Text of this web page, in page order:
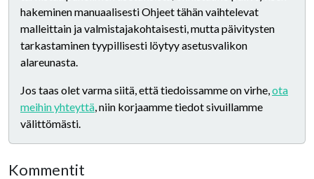
hakeminen manuaalisesti Ohjeet tähän vaihtelevat
malleittain ja valmistajakohtaisesti, mutta päivitysten
tarkastaminen tyypillisesti löytyy asetusvalikon
alareunasta.
Jos taas olet varma siitä, että tiedoissamme on virhe,ota
meihin yhteyttä, niin korjaamme tiedot sivuillamme
välittömästi.
Kommentit